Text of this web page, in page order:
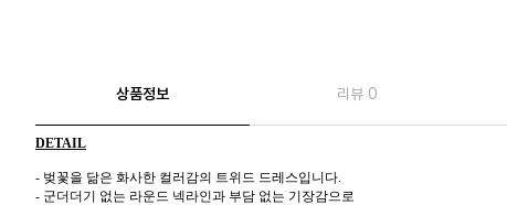
상품정보 리뷰 0
DETAIL
- 벚꽃을 닮은 화사한 컬러감의 트위드 드레스입니다.
- 군더더기 없는 라운드 넥라인과 부담 없는 기장감으로